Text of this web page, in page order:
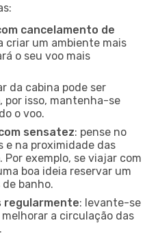
cancelamento de
criar um ambiente mais
o seu voo mais
da cabina pode ser
por isso, mantenha-se
o voo.
sensatez: pense no
e na proximidade das
Por exemplo, se viajar com
boa ideia reservar um
banho.
regularmente: levante-se
a circulação das